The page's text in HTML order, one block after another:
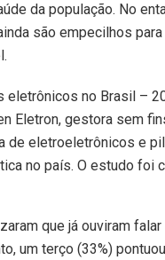
da população. No
são empecilhos
eletrônicos no Brasil –
Eletron, gestora sem
de eletroeletrônicos e
no país. O estudo foi
que já ouviram
um terço (33%)